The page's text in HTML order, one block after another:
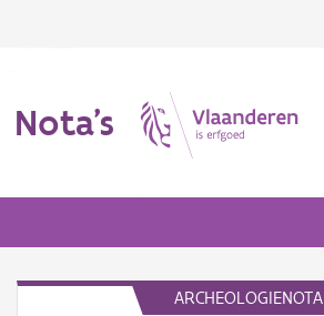
Nota's
ARCHEOLOGIENOTA